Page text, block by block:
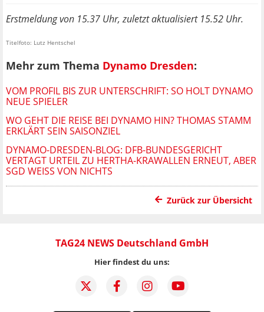
Erstmeldung von 15.37 Uhr, zuletzt aktualisiert 15.52 Uhr.
Titelfoto: Lutz Hentschel
Mehr zum Thema Dynamo Dresden:
VOM PROFIL BIS ZUR UNTERSCHRIFT: SO HOLT DYNAMO
NEUE SPIELER
WO GEHT DIE REISE BEI DYNAMO HIN? THOMAS STAMM
ERKLÄRT SEIN SAISONZIEL
DYNAMO-DRESDEN-BLOG: DFB-BUNDESGERICHT
VERTAGT URTEIL ZU HERTHA-KRAWALLEN ERNEUT, ABER
SGD WEISS VON NICHTS
Zurück zur Übersicht
TAG24 NEWS Deutschland GmbH
Hier findest du uns: